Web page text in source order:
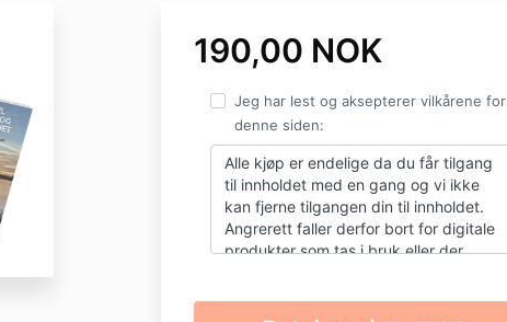
190,00 NOK
Jeg har lest og aksepterer vilkårene for
denne siden:
Alle kjøp er endelige da du får tilgang
til innholdet med en gang og vi ikke
kan fjerne tilgangen din til innholdet.
Angrerett faller derfor bort for digitale
produkter som tas i bruk eller der